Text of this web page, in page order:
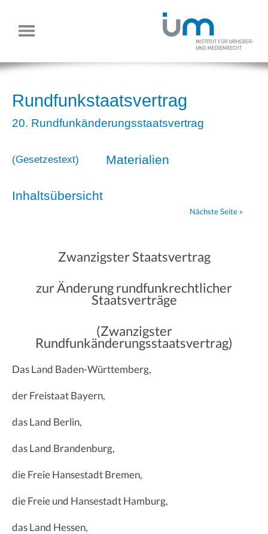
Rundfunkstaatsvertrag
20. Rundfunkänderungsstaatsvertrag
Materialien
(Gesetzestext)
Inhaltsübersicht
Nächste Seite »
Zwanzigster Staatsvertrag
zur Änderung rundfunkrechtlicher
Staatsverträge
(Zwanzigster
Rundfunkänderungsstaatsvertrag)
Das Land Baden-Württemberg,
der Freistaat Bayern,
das Land Berlin,
das Land Brandenburg,
die Freie Hansestadt Bremen,
die Freie und Hansestadt Hamburg,
das Land Hessen,